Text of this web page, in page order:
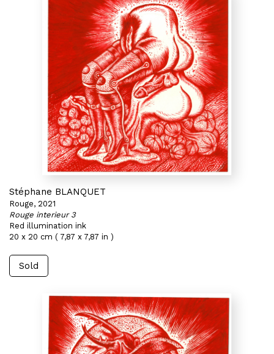
Stéphane BLANQUET
Rouge, 2021
Rouge interieur 3
Red illumination ink
20 x 20 cm ( 7,87 x 7,87 in )
Sold